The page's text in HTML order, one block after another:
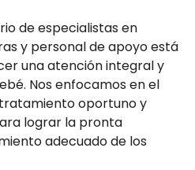
de especialistas en
y personal de apoyo está
una atención integral y
Nos enfocamos en el
oportuno y
lograr la pronta
adecuado de los